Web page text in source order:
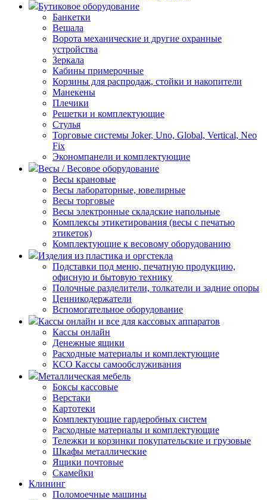
Бутиковое оборудование
Банкетки
Вешала
Ворота механические и другие охранные
устройства
Зеркала
Кабины примерочные
Корзины для распродаж, стойки и накопители
Манекены
Плечики
Решетки и комплектующие
Стулья
Торговые системы Joker, Uno, Global, Vertical, Neo
Fix
Экономпанели и комплектующие
Весы / Весовое оборудование
Весы крановые
Весы лабораторные, ювелирные
Весы торговые
Весы электронные складские напольные
Комплексы этикетирования (весы с печатью
этикеток)
Комплектующие к весовому оборудованию
Изделия из пластика и оргстекла
Подставки под меню, печатную продукцию,
офисную и бытовую технику
Полочные разделители, толкатели и задние опоры
Ценникодержатели
Вспомогательное оборудование
Кассы онлайн и все для кассовых аппаратов
Кассы онлайн
Денежные ящики
Расходные материалы и комплектующие
КСО Кассы самообслуживания
Металлическая мебель
Боксы кассовые
Верстаки
Картотеки
Комплектующие гардеробных систем
Расходные материалы и комплектующие
Тележки и корзинки покупательские и грузовые
Шкафы металлические
Ящики почтовые
Скамейки
Клининг
Поломоечные машины